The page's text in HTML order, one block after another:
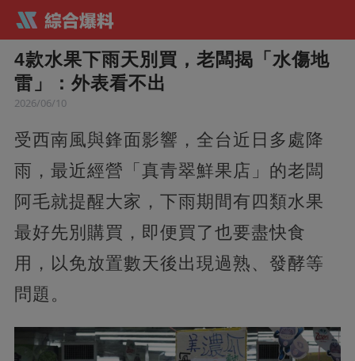
4款水果下雨天別買，老闆揭「水傷地
雷」：外表看不出
2026/06/10
受西南風與鋒面影響，全台近日多處降
雨，最近經營「真青翠鮮果店」的老闆
阿毛就提醒大家，下雨期間有四類水果
最好先別購買，即便買了也要盡快食
用，以免放置數天後出現過熟、發酵等
問題。